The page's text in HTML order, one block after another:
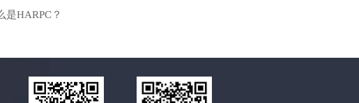
HARPC？